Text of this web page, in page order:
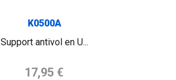
K0500A
Support antivol en U...
Prix de base
17,95 €